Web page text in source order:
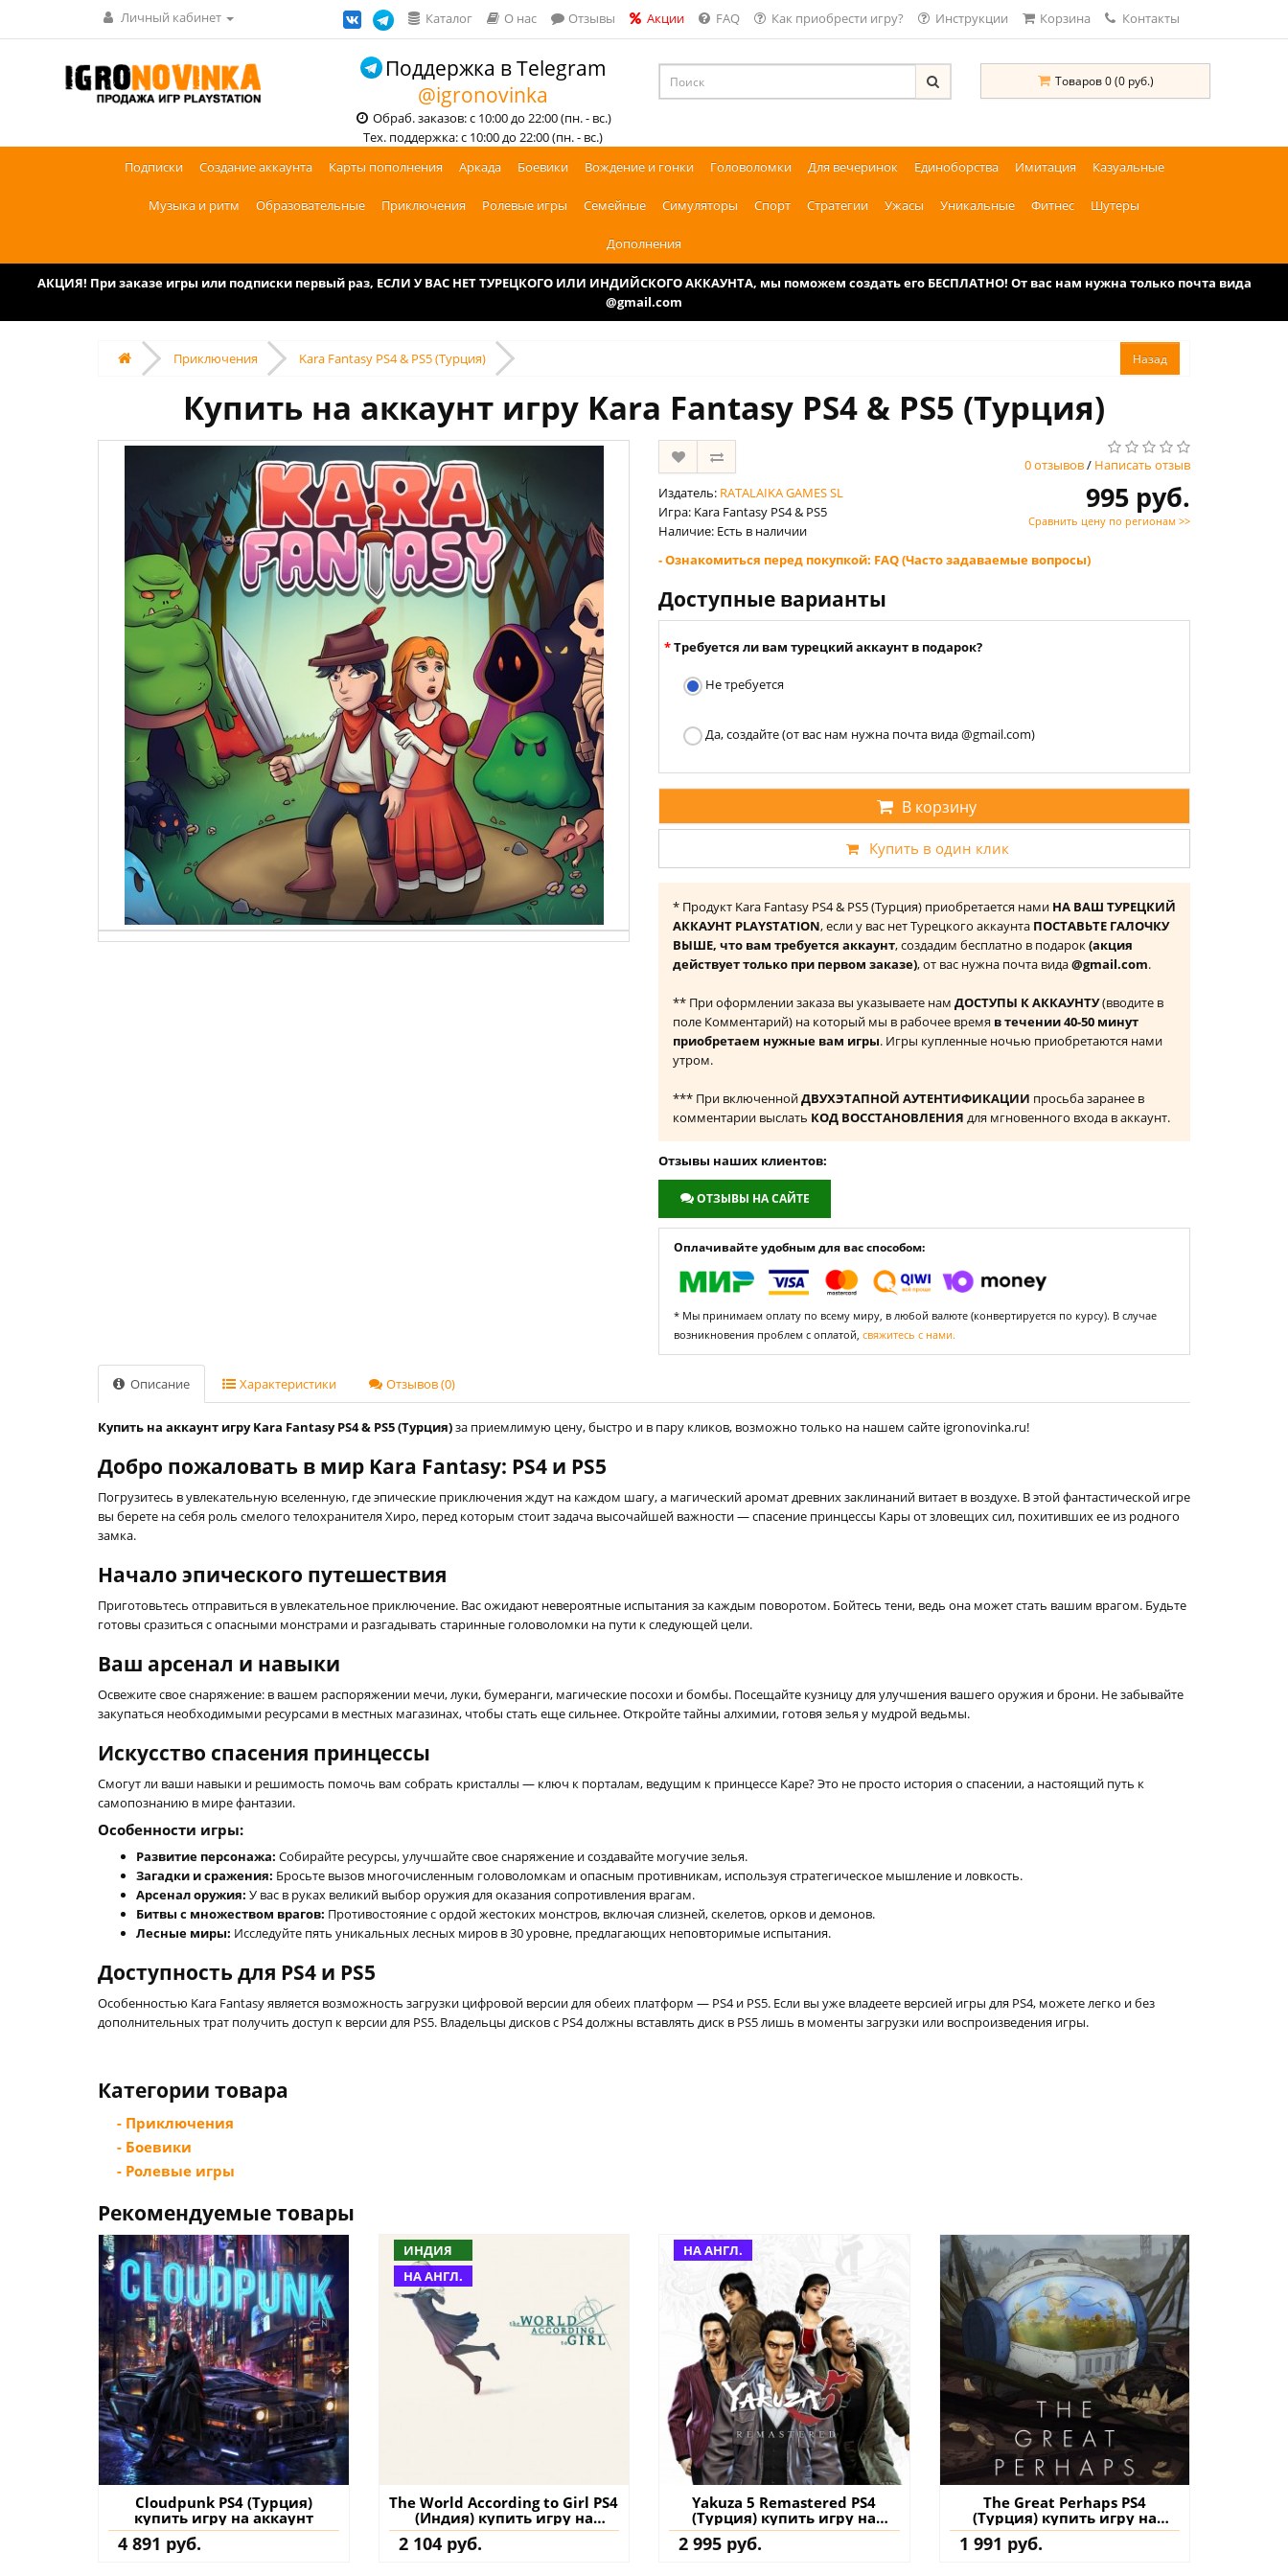
Личный кабинет Каталог О нас Отзывы Акции FAQ Как приобрести игру? Инструкции Корзина Контакты
Поддержка в Telegram
@igronovinka
Обраб. заказов: с 10:00 до 22:00 (пн. - вс.)
Тех. поддержка: с 10:00 до 22:00 (пн. - вс.)
Товаров 0 (0 руб.)
Подписки Создание аккаунта Карты пополнения Аркада Боевики Вождение и гонки Головоломки Для вечеринок Единоборства Имитация Казуальные
Музыка и ритм Образовательные Приключения Ролевые игры Семейные Симуляторы Спорт Стратегии Ужасы Уникальные Фитнес Шутеры
Дополнения
АКЦИЯ! При заказе игры или подписки первый раз, ЕСЛИ У ВАС НЕТ ТУРЕЦКОГО ИЛИ ИНДИЙСКОГО АККАУНТА, мы поможем создать его БЕСПЛАТНО! От вас нам нужна только почта вида
@gmail.com
Приключения Kara Fantasy PS4 & PS5 (Турция)
Купить на аккаунт игру Kara Fantasy PS4 & PS5 (Турция)
0 отзывов/ Написать отзыв
Издатель: RATALAIKA GAMES SL
Игра: Kara Fantasy PS4 & PS5
Наличие: Есть в наличии
995 руб.
Сравнить цену по регионам >>
- Ознакомиться перед покупкой: FAQ (Часто задаваемые вопросы)
Доступные варианты
Требуется ли вам турецкий аккаунт в подарок?
Не требуется
Да, создайте (от вас нам нужна почта вида @gmail.com)
В корзину
Купить в один клик
* Продукт Kara Fantasy PS4 & PS5 (Турция) приобретается нами НА ВАШ ТУРЕЦКИЙ
АККАУНТ PLAYSTATION, если у вас нет Турецкого аккаунта ПОСТАВЬТЕ ГАЛОЧКУ
ВЫШЕ, что вам требуется аккаунт, создадим бесплатно в подарок(акция
действует только при первом заказе), от вас нужна почта вида@gmail.com.
** При оформлении заказа вы указываете нам ДОСТУПЫ К АККАУНТУ(вводите в
поле Комментарий) на который мы в рабочее время в течении 40-50 минут
приобретаем нужные вам игры. Игры купленные ночью приобретаются нами
утром.
*** При включеннойДВУХЭТАПНОЙ АУТЕНТИФИКАЦИИ просьба заранее в
комментарии выслать КОД ВОССТАНОВЛЕНИЯ для мгновенного входа в аккаунт.
Отзывы наших клиентов:
ОТЗЫВЫ НА САЙТЕ
Оплачивайте удобным для вас способом:
* Мы принимаем оплату по всему миру, в любой валюте (конвертируется по курсу). В случае
возникновения проблем с оплатой, свяжитесь с нами.
Описание Характеристики Отзывов (0)
Купить на аккаунт игру Kara Fantasy PS4 & PS5 (Турция)за приемлимую цену, быстро и в пару кликов, возможно только на нашем сайте igronovinka.ru!
Добро пожаловать в мир Kara Fantasy: PS4 и PS5
Погрузитесь в увлекательную вселенную, где эпические приключения ждут на каждом шагу, а магический аромат древних заклинаний витает в воздухе. В этой фантастической игре
вы берете на себя роль смелого телохранителя Хиро, перед которым стоит задача высочайшей важности — спасение принцессы Кары от зловещих сил, похитивших ее из родного
замка.
Начало эпического путешествия
Приготовьтесь отправиться в увлекательное приключение. Вас ожидают невероятные испытания за каждым поворотом. Бойтесь тени, ведь она может стать вашим врагом. Будьте
готовы сразиться с опасными монстрами и разгадывать старинные головоломки на пути к следующей цели.
Ваш арсенал и навыки
Освежите свое снаряжение: в вашем распоряжении мечи, луки, бумеранги, магические посохи и бомбы. Посещайте кузницу для улучшения вашего оружия и брони. Не забывайте
закупаться необходимыми ресурсами в местных магазинах, чтобы стать еще сильнее. Откройте тайны алхимии, готовя зелья у мудрой ведьмы.
Искусство спасения принцессы
Смогут ли ваши навыки и решимость помочь вам собрать кристаллы — ключ к порталам, ведущим к принцессе Каре? Это не просто история о спасении, а настоящий путь к
самопознанию в мире фантазии.
Особенности игры:
Развитие персонажа: Собирайте ресурсы, улучшайте свое снаряжение и создавайте могучие зелья.
Загадки и сражения: Бросьте вызов многочисленным головоломкам и опасным противникам, используя стратегическое мышление и ловкость.
Арсенал оружия: У вас в руках великий выбор оружия для оказания сопротивления врагам.
Битвы с множеством врагов: Противостояние с ордой жестоких монстров, включая слизней, скелетов, орков и демонов.
Лесные миры: Исследуйте пять уникальных лесных миров в 30 уровне, предлагающих неповторимые испытания.
Доступность для PS4 и PS5
Особенностью Kara Fantasy является возможность загрузки цифровой версии для обеих платформ — PS4 и PS5. Если вы уже владеете версией игры для PS4, можете легко и без
дополнительных трат получить доступ к версии для PS5. Владельцы дисков с PS4 должны вставлять диск в PS5 лишь в моменты загрузки или воспроизведения игры.
Категории товара
- Приключения
- Боевики
- Ролевые игры
Рекомендуемые товары
Cloudpunk PS4 (Турция)
купить игру на аккаунт
4 891 руб.
ИНДИЯ
НА АНГЛ.
The World According to Girl PS4
(Индия) купить игру на
аккаунт
2 104 руб.
НА АНГЛ.
Yakuza 5 Remastered PS4
(Турция) купить игру на
аккаунт
2 995 руб.
The Great Perhaps PS4
(Турция) купить игру на
аккаунт
1 991 руб.